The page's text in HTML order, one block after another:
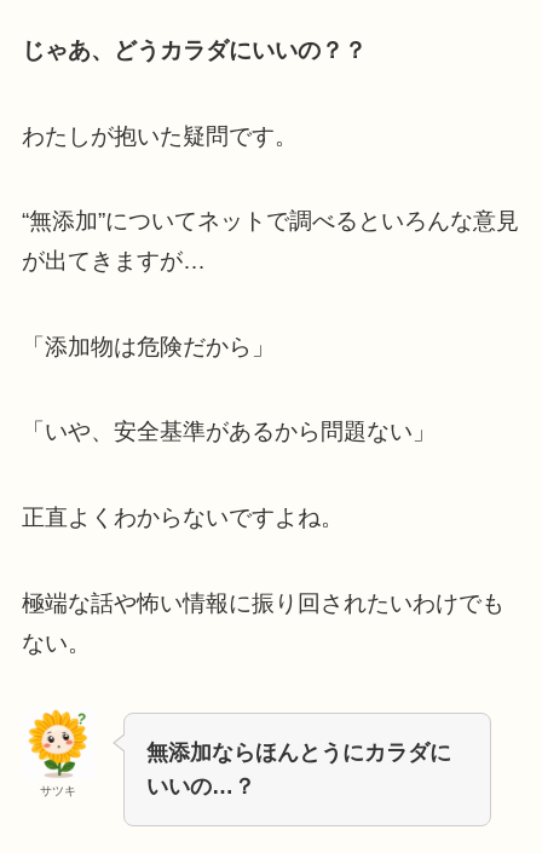
じゃあ、どうカラダにいいの？？
わたしが抱いた疑問です。
“無添加”についてネットで調べるといろんな意見
が出てきますが…
「添加物は危険だから」
「いや、安全基準があるから問題ない」
正直よくわからないですよね。
極端な話や怖い情報に振り回されたいわけでも
ない。
サツキ
無添加ならほんとうにカラダに
いいの…？